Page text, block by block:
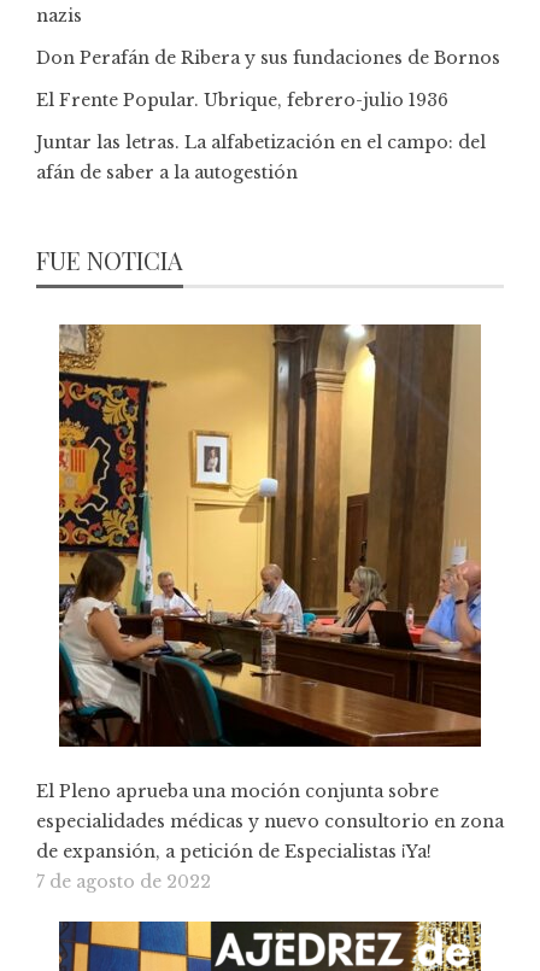
nazis
Don Perafán de Ribera y sus fundaciones de Bornos
El Frente Popular. Ubrique, febrero-julio 1936
Juntar las letras. La alfabetización en el campo: del
afán de saber a la autogestión
FUE NOTICIA
El Pleno aprueba una moción conjunta sobre
especialidades médicas y nuevo consultorio en zona
de expansión, a petición de Especialistas ¡Ya!
7 de agosto de 2022